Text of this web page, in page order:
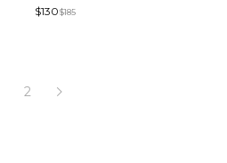
$185
$130
2